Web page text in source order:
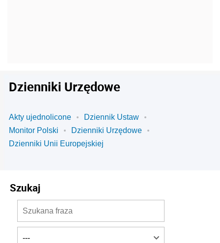
Dzienniki Urzędowe
Akty ujednolicone
Dziennik Ustaw
Monitor Polski
Dzienniki Urzędowe
Dzienniki Unii Europejskiej
Szukaj